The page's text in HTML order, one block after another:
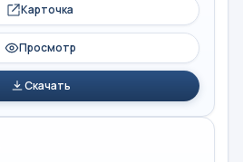
Карточка
Просмотр
Скачать